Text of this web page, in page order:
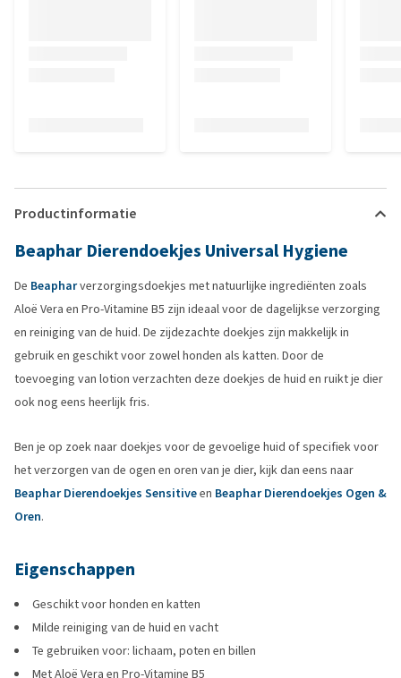
Productinformatie
Beaphar Dierendoekjes Universal Hygiene
De Beapharverzorgingsdoekjes met natuurlijke ingrediënten zoals
Aloë Vera en Pro-Vitamine B5 zijn ideaal voor de dagelijkse verzorging
en reiniging van de huid. De zijdezachte doekjes zijn makkelijk in
gebruik en geschikt voor zowel honden als katten. Door de
toevoeging van lotion verzachten deze doekjes de huid en ruikt je dier
ook nog eens heerlijk fris.
Ben je op zoek naar doekjes voor de gevoelige huid of specifiek voor
het verzorgen van de ogen en oren van je dier, kijk dan eens naar
Beaphar Dierendoekjes Sensitiveen Beaphar Dierendoekjes Ogen &
Oren.
Eigenschappen
Geschikt voor honden en katten
Milde reiniging van de huid en vacht
Te gebruiken voor: lichaam, poten en billen
Met Aloë Vera en Pro-Vitamine B5